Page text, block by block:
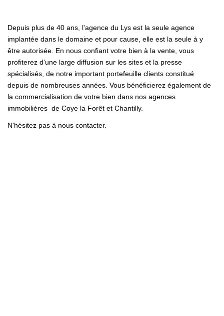
Depuis plus de 40 ans, l'agence du Lys est la seule agence
implantée dans le domaine et pour cause, elle est la seule à y
être autorisée. En nous confiant votre bien à la vente, vous
profiterez d'une large diffusion sur les sites et la presse
spécialisés, de notre important portefeuille clients constitué
depuis de nombreuses années. Vous bénéficierez également de
la commercialisation de votre bien dans nos agences
immobilières de Coye la Forêt et Chantilly.
N'hésitez pas à nous contacter.